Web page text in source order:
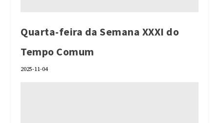
Quarta-feira da Semana XXXI do
Tempo Comum
2025-11-04